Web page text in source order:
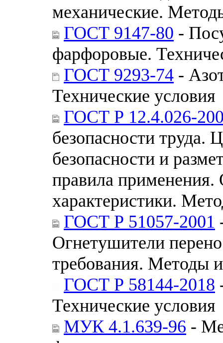
механические.
ГОСТ 9147-80 -
фарфоровые.
ГОСТ 9293-74 -
Технические условия
ГОСТ Р 12.4.026-
безопасности труда.
безопасности и
правила применения.
характеристики.
ГОСТ Р 51057-2001
Огнетушители
требования. Методы
ГОСТ Р 58144-2018
Технические условия
МУК 4.1.639-96 -